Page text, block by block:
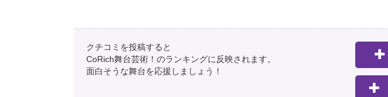
クチコミを投稿すると
CoRich舞台芸術！のランキングに反映されます。
面白そうな舞台を応援しましょう！